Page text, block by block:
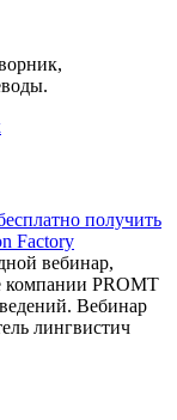
получить
Factory
вебинар,
компании PROMT
Вебинар
лингвистич